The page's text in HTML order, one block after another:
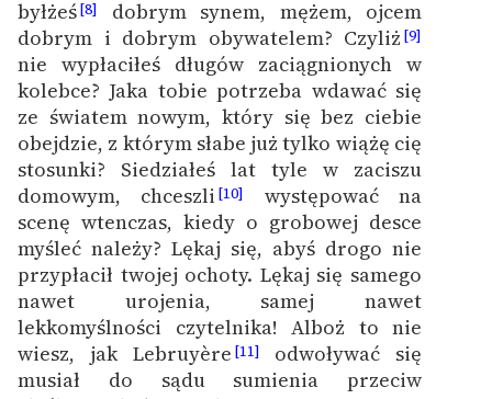
byłżeś[8]
dobrym synem, mężem, ojcem
dobrym i dobrym obywatelem? Czyliż [9]
nie wypłaciłeś długów zaciągnionych w
kolebce? Jaka tobie potrzeba wdawać się
ze światem nowym, który się bez ciebie
obejdzie, z którym słabe już tylko wiążę cię
stosunki? Siedziałeś lat tyle w zaciszu
domowym, chceszli [10]
występować na
scenę wtenczas, kiedy o grobowej desce
myśleć należy? Lękaj się, abyś drogo nie
przypłacił twojej ochoty. Lękaj się samego
nawet urojenia, samej nawet
lekkomyślności czytelnika! Alboż to nie
wiesz, jak Lebruyère [11]
odwoływać się
musiał do sądu sumienia przeciw